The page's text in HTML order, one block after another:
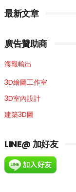
最新文章
廣告贊助商
海報輸出
3D繪圖工作室
3D室內設計
建築3D圖
LINE@ 加好友